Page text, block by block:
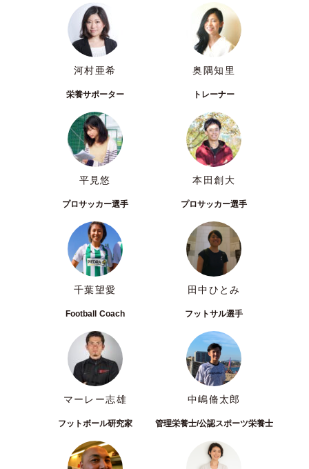
河村亜希 奥隅知里
栄養サポーター
平見悠
トレーナー
本田創大
プロサッカー選手
千葉望愛
プロサッカー選手
田中ひとみ
Football Coach
マーレー志雄
フットサル選手
中嶋脩太郎
フットボール研究家 管理栄養士/公認スポーツ栄養士